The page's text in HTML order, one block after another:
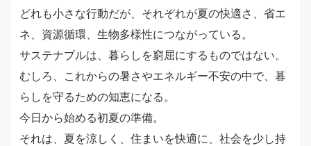
どれも小さな行動だが、それぞれが夏の快適さ、省エ
ネ、資源循環、生物多様性につながっている。
サステナブルは、暮らしを窮屈にするものではない。
むしろ、これからの暑さやエネルギー不安の中で、暮
らしを守るための知恵になる。
今日から始める初夏の準備。
それは、夏を涼しく、住まいを快適に、社会を少し持